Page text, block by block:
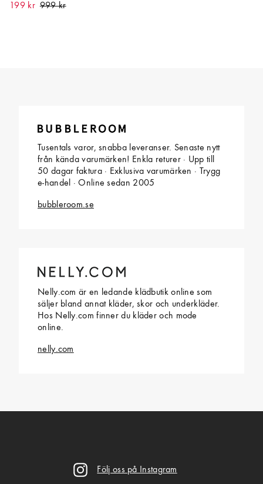
199 kr
Tusentals varor, snabba leveranser. Senaste nytt
från kända varumärken! Enkla returer · Upp till
50 dagar faktura · Exklusiva varumärken · Trygg
e-handel · Online sedan 2005
bubbleroom.se
Nelly.com är en ledande klädbutik online som
säljer bland annat kläder, skor och underkläder.
Hos Nelly.com finner du kläder och mode
online.
nelly.com
Följ oss på Instagram